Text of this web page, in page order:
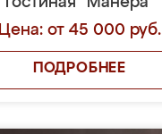
Цена: от 45 000 руб.
ПОДРОБНЕЕ